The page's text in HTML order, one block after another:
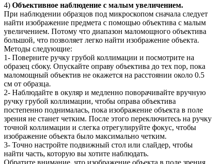
4) Объективное наблюдение с малым увеличением.
При наблюдении образцов под микроскопом сначала следует
найти изображение предмета с помощью объектива с малым
увеличением. Потому что диапазон маломощного объектива
большой, что позволяет легко найти изображение объекта.
Методы следующие:
1- Поверните ручку грубой коллимации и посмотрите на
образец сбоку. Опускайте оправу объектива до тех пор, пока
маломощный объектив не окажется на расстоянии около 0.5
см от образца.
2- Наблюдайте в окуляр и медленно поворачивайте вручную
ручку грубой коллимации, чтобы оправа объектива
постепенно поднималась, пока изображение объекта в поле
зрения не станет четким. После этого переключитесь на ручку
точной коллимации и слегка отрегулируйте фокус, чтобы
изображение объекта было максимально четким.
3- Точно настройте подвижный стол или слайдер, чтобы
найти часть, которую вы хотите наблюдать.
Обратите внимание, что изображение объекта в поле зрения